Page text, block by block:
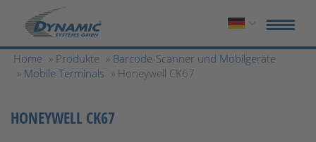
Home » Produkte » Barcode-Scanner und Mobilgeräte
» Mobile Terminals » Honeywell CK67
HONEYWELL CK67